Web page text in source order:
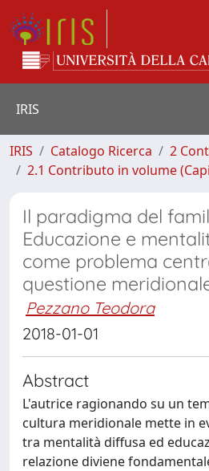
IRIS
IRIS Catalogo Ricerca
2
2.1 Contributo in volume
Il paradigma del
Educazione e
come problema
questione
Pezzano Teodora
2018-01-01
Abstract
L'autrice ragionando su un
cultura meridionale mette in
tra mentalità diffusa ed
relazione diviene